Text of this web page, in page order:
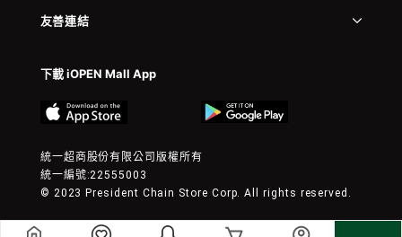
友善連結
下載 iOPEN Mall App
統一超商股份有限公司版權所有
統一編號:22555003
© 2023 President Chain Store Corp. All rights reserved.